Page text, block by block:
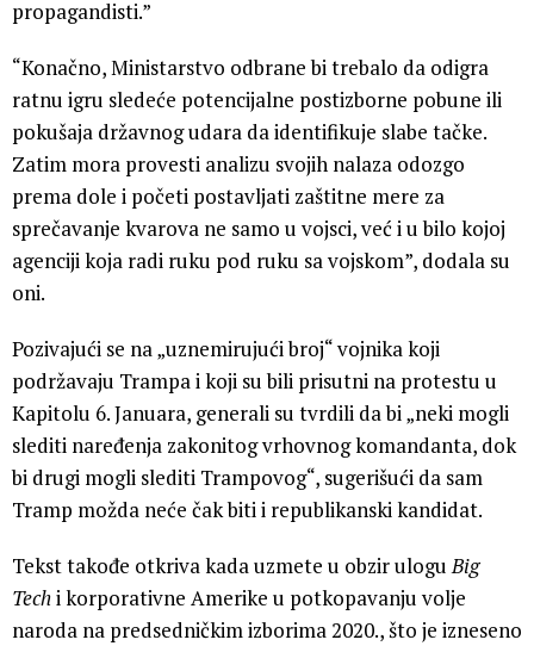
propagandisti.”
“Konačno, Ministarstvo odbrane bi trebalo da odigra
ratnu igru ​​sledeće potencijalne postizborne pobune ili
pokušaja državnog udara da identifikuje slabe tačke.
Zatim mora provesti analizu svojih nalaza odozgo
prema dole i početi postavljati zaštitne mere za
sprečavanje kvarova ne samo u vojsci, već i u bilo kojoj
agenciji koja radi ruku pod ruku sa vojskom”, dodala su
oni.
Pozivajući se na „uznemirujući broj“ vojnika koji
podržavaju Trampa i koji su bili prisutni na protestu u
Kapitolu 6. Januara, generali su tvrdili da bi „neki mogli
slediti naređenja zakonitog vrhovnog komandanta, dok
bi drugi mogli slediti Trampovog“, sugerišući da sam
Tramp možda neće čak biti i republikanski kandidat.
Tekst takođe otkriva kada uzmete u obzir uloguBig
Techi korporativne Amerike u potkopavanju volje
naroda na predsedničkim izborima 2020., što je izneseno